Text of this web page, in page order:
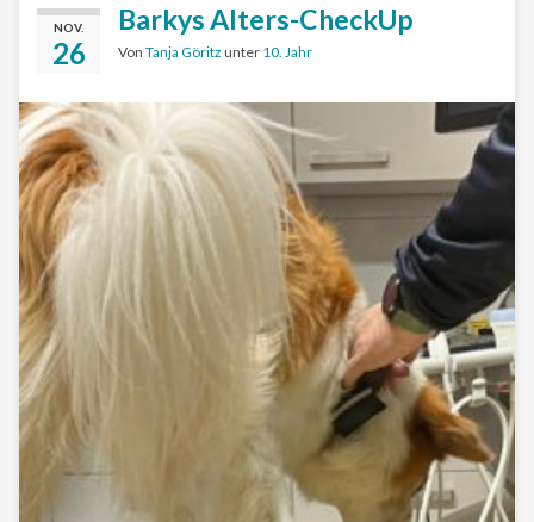
NOV.
26
Barkys Alters-CheckUp
Von Tanja Göritz unter 10. Jahr